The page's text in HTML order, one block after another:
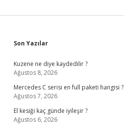
Sidebar
Son Yazılar
Kuzene ne diye kaydedilir ?
Ağustos 8, 2026
Mercedes C serisi en full paketi hangisi ?
Ağustos 7, 2026
El kesiği kaç günde iyileşir ?
Ağustos 6, 2026